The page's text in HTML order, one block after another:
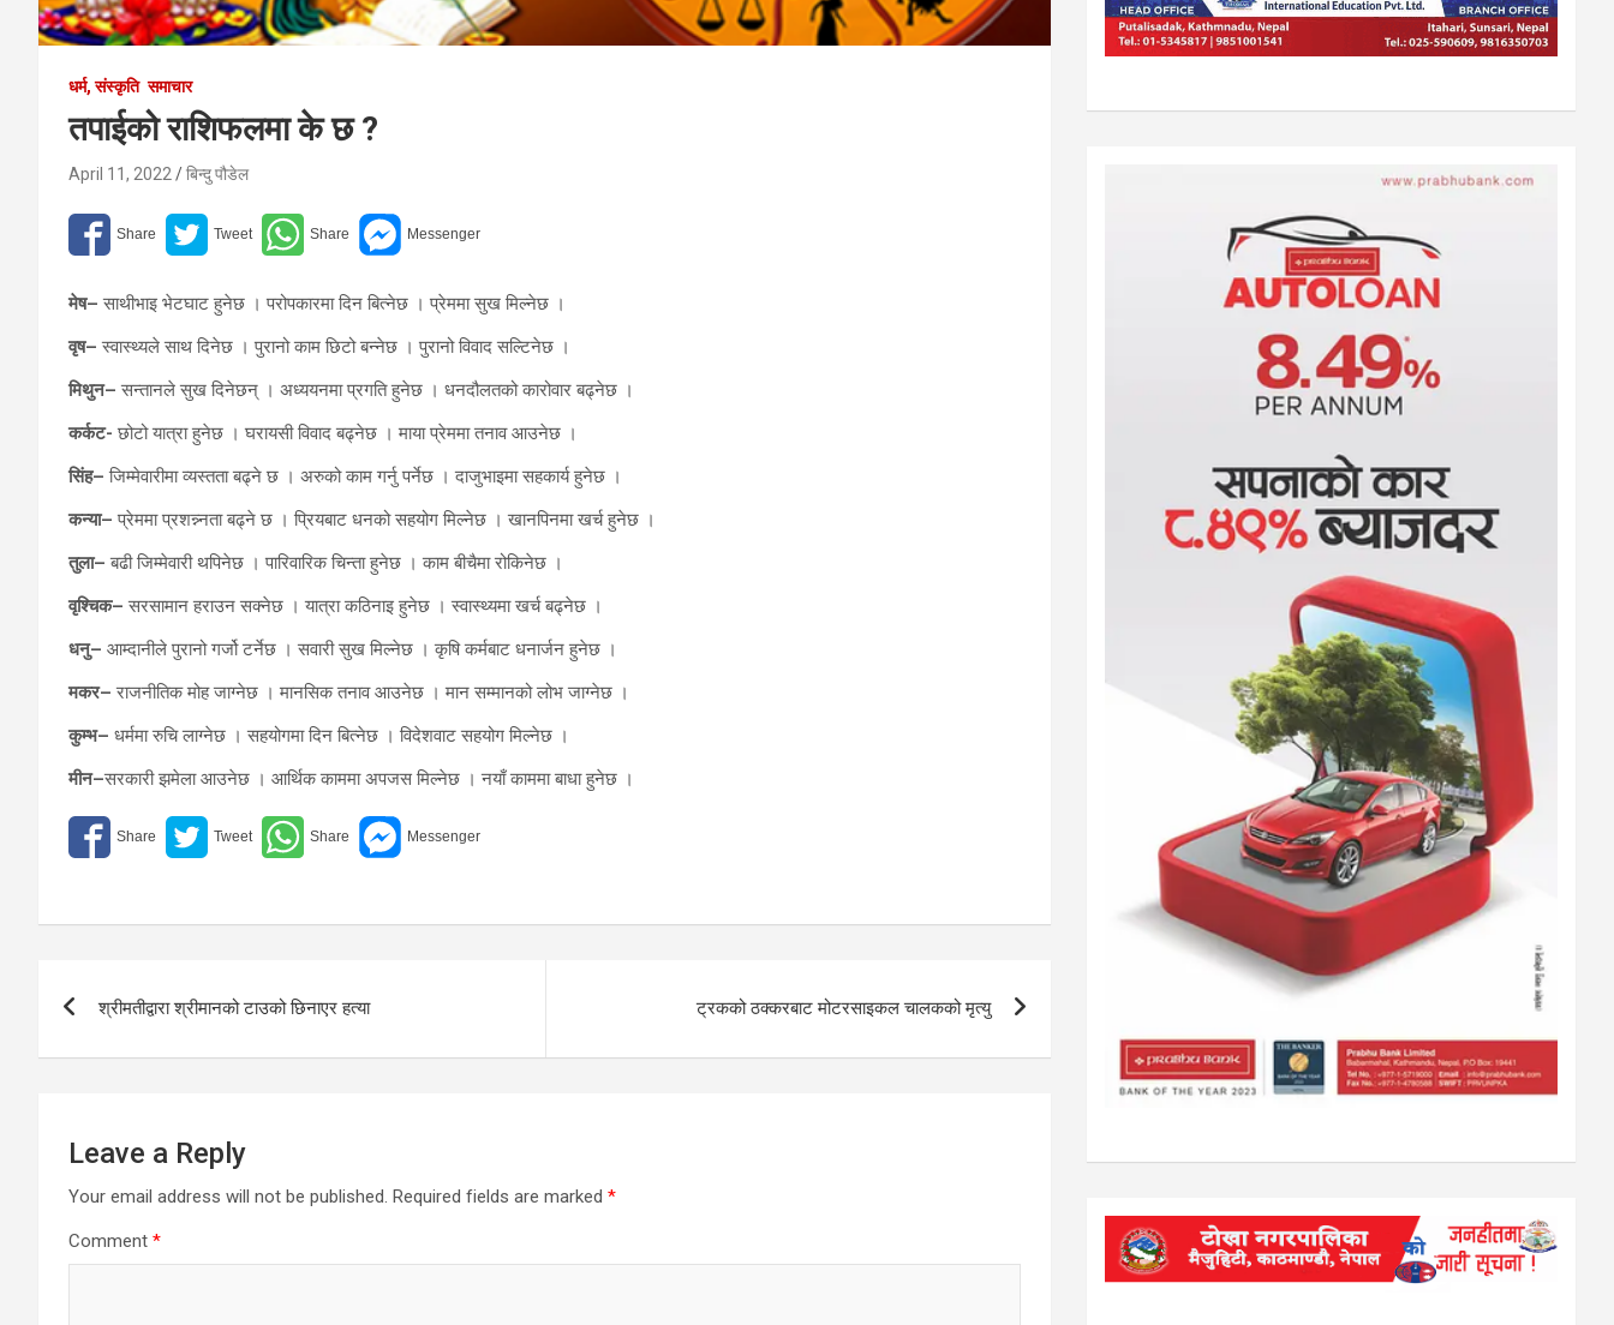
धर्म, संस्कृति समाचार
तपाईको राशिफलमा के छ ?
April 11, 2022 बिन्दु पौडेल
मेष– साथीभाइ भेटघाट हुनेछ । परोपकारमा दिन बित्नेछ । प्रेममा सुख मिल्नेछ ।
वृष– स्वास्थ्यले साथ दिनेछ । पुरानो काम छिटो बन्नेछ । पुरानो विवाद सल्टिनेछ ।
मिथुन– सन्तानले सुख दिनेछन् । अध्ययनमा प्रगति हुनेछ । धनदौलतको कारोवार बढ्नेछ ।
कर्कट- छोटो यात्रा हुनेछ । घरायसी विवाद बढ्नेछ । माया प्रेममा तनाव आउनेछ ।
सिंह– जिम्मेवारीमा व्यस्तता बढ्ने छ । अरुको काम गर्नु पर्नेछ । दाजुभाइमा सहकार्य हुनेछ ।
कन्या– प्रेममा प्रशन्न्नता बढ्ने छ । प्रियबाट धनको सहयोग मिल्नेछ । खानपिनमा खर्च हुनेछ ।
तुला– बढी जिम्मेवारी थपिनेछ । पारिवारिक चिन्ता हुनेछ । काम बीचैमा रोकिनेछ ।
वृश्चिक– सरसामान हराउन सक्नेछ । यात्रा कठिनाइ हुनेछ । स्वास्थ्यमा खर्च बढ्नेछ ।
धनु– आम्दानीले पुरानो गर्जो टर्नेछ । सवारी सुख मिल्नेछ । कृषि कर्मबाट धनार्जन हुनेछ ।
मकर– राजनीतिक मोह जाग्नेछ । मानसिक तनाव आउनेछ । मान सम्मानको लोभ जाग्नेछ ।
कुम्भ– धर्ममा रुचि लाग्नेछ । सहयोगमा दिन बित्नेछ । विदेशवाट सहयोग मिल्नेछ ।
मीन–सरकारी झमेला आउनेछ । आर्थिक काममा अपजस मिल्नेछ । नयाँ काममा बाधा हुनेछ ।
navigation
श्रीमतीद्वारा श्रीमानको टाउको छिनाएर हत्या ट्रकको ठक्करबाट मोटरसाइकल चालकको मृत्यु
Leave a Reply
Your email address will not be published. Required fields are marked *
Comment *